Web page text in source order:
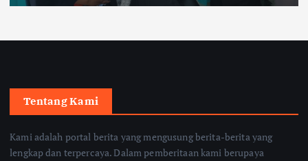
Tentang Kami
Kami adalah portal berita yang mengusung berita-berita yang
lengkap dan terpercaya. Dalam pemberitaan kami berupaya